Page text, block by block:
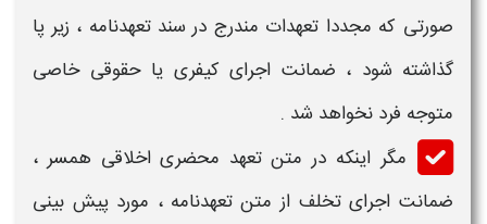
صورتی که مجددا تعهدات مندرج در سند تعهدنامه ، زیر پا
گذاشته شود ، ضمانت اجرای کیفری یا حقوقی خاصی
متوجه فرد نخواهد شد .
مگر اینکه در متن تعهد محضری اخلاقی همسر ،
ضمانت اجرای تخلف از متن تعهدنامه ، مورد پیش بینی